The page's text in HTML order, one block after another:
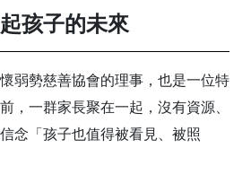
孩子的未來
弱勢慈善協會的理事，也是一位特
，一群家長聚在一起，沒有資源、
念「孩子也值得被看見、被照